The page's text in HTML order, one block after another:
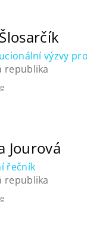
výzvy
republika
Jourová
řečník
republika